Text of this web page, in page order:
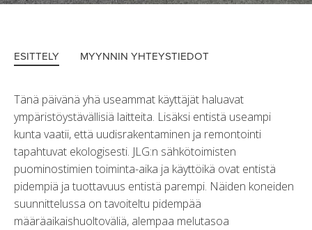
ESITTELY MYYNNIN YHTEYSTIEDOT
Tänä päivänä yhä useammat käyttäjät haluavat
ympäristöystävällisiä laitteita. Lisäksi entistä useampi
kunta vaatii, että uudisrakentaminen ja remontointi
tapahtuvat ekologisesti. JLG:n sähkötoimisten
puominostimien toiminta-aika ja käyttöikä ovat entistä
pidempiä ja tuottavuus entistä parempi. Näiden koneiden
suunnittelussa on tavoiteltu pidempää
määräaikaishuoltoväliä, alempaa melutasoa